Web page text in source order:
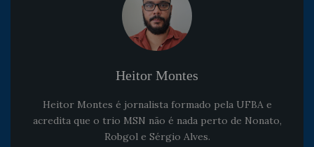
Heitor Montes
Heitor Montes é jornalista formado pela UFBA e
acredita que o trio MSN não é nada perto de Nonato,
Robgol e Sérgio Alves.